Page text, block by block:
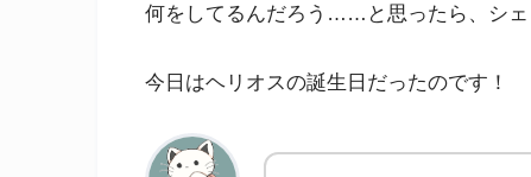
何をしてるんだろう……と思ったら、シェ
今日はヘリオスの誕生日だったのです！